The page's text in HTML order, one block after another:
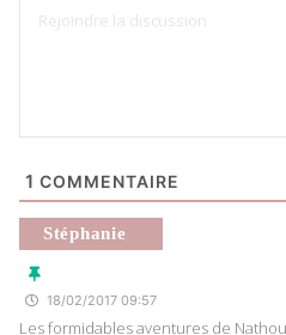
1 COMMENTAIRE
Stéphanie
18/02/2017 09:57
Les formidables aventures de